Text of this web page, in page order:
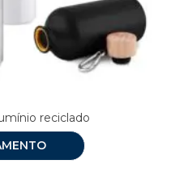
reciclado